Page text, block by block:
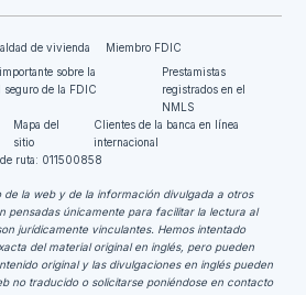
de vivienda
Miembro FDIC
sobre la
seguro de la FDIC
Prestamistas
registrados en el
NMLS
Mapa del
sitio
Clientes de la banca en línea
internacional
ruta: 011500858
la web y de la información divulgada a otros
pensadas únicamente para facilitar la lectura al
jurídicamente vinculantes. Hemos intentado
del material original en inglés, pero pueden
original y las divulgaciones en inglés pueden
no traducido o solicitarse poniéndose en contacto